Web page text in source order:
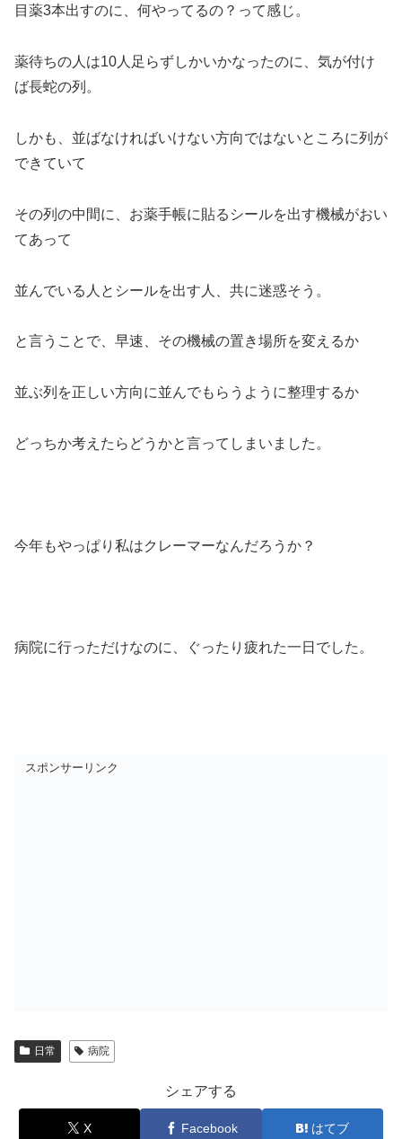
目薬3本出すのに、何やってるの？って感じ。
薬待ちの人は10人足らずしかいかなったのに、気が付け
ば長蛇の列。
しかも、並ばなければいけない方向ではないところに列が
できていて
その列の中間に、お薬手帳に貼るシールを出す機械がおい
てあって
並んでいる人とシールを出す人、共に迷惑そう。
と言うことで、早速、その機械の置き場所を変えるか
並ぶ列を正しい方向に並んでもらうように整理するか
どっちか考えたらどうかと言ってしまいました。
今年もやっぱり私はクレーマーなんだろうか？
病院に行っただけなのに、ぐったり疲れた一日でした。
スポンサーリンク
日常 病院
シェアする
X Facebook はてブ